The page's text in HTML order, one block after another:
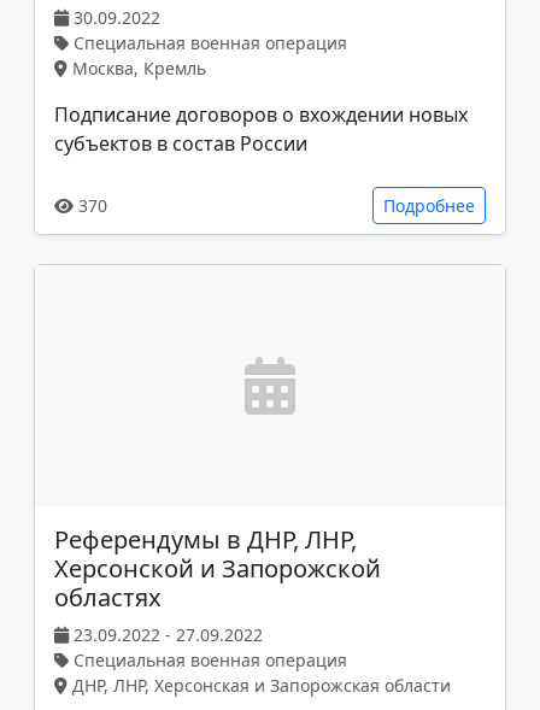
30.09.2022
Специальная военная операция
Москва, Кремль
Подписание договоров о вхождении новых
субъектов в состав России
370 Подробнее
Референдумы в ДНР, ЛНР,
Херсонской и Запорожской
областях
23.09.2022 - 27.09.2022
Специальная военная операция
ДНР, ЛНР, Херсонская и Запорожская области